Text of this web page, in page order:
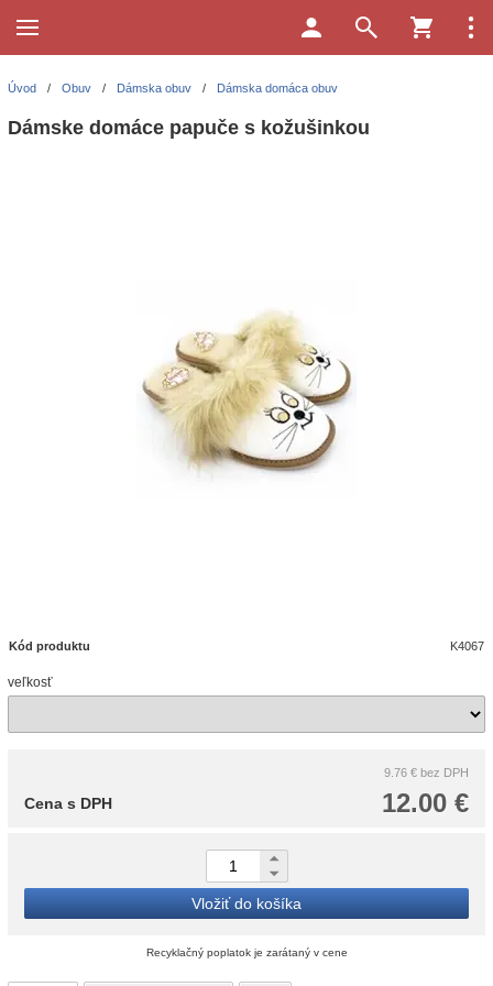
Úvod / Obuv / Dámska obuv / Dámska domáca obuv
Dámske domáce papuče s kožušinkou
Kód produktu K4067
veľkosť
9.76 € bez DPH
12.00 €
Cena s DPH
Vložiť do košíka
Recyklačný poplatok je zarátaný v cene